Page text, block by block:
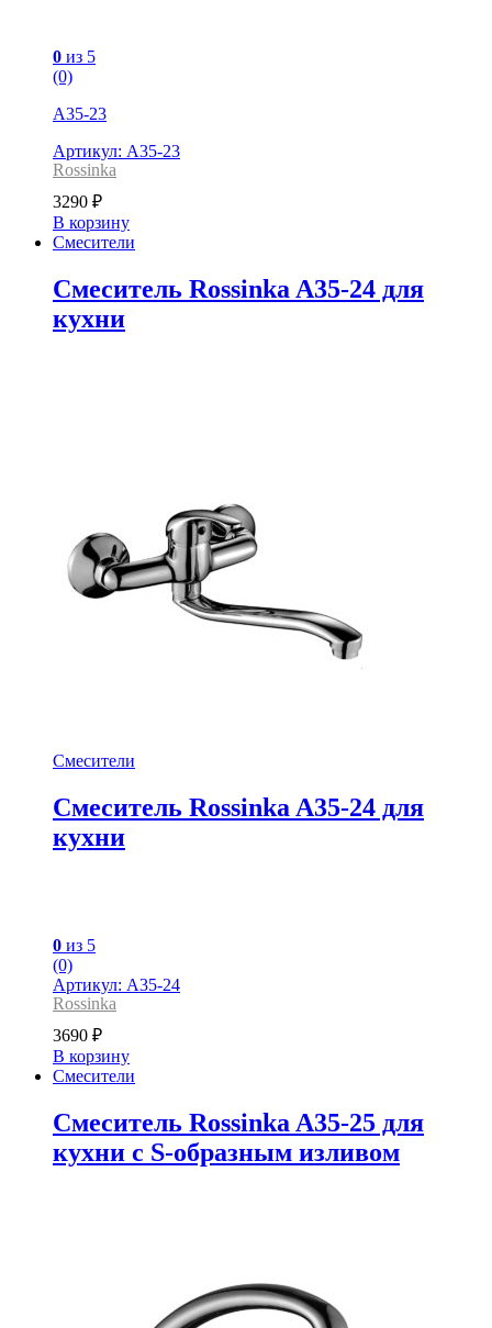
0 из 5
(0)
A35-23
Артикул: A35-23
Rossinka
3290 ₽
В корзину
Смесители
Смеситель Rossinka A35-24 для
кухни
Смесители
Смеситель Rossinka A35-24 для
кухни
0 из 5
(0)
Артикул: A35-24
Rossinka
3690 ₽
В корзину
Смесители
Смеситель Rossinka A35-25 для
кухни с S-образным изливом